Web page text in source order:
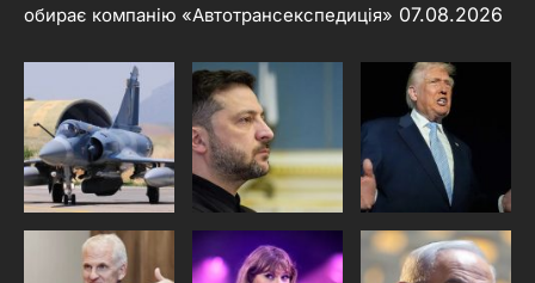
обирає компанію «Автотрансекспедиція» 07.08.2026